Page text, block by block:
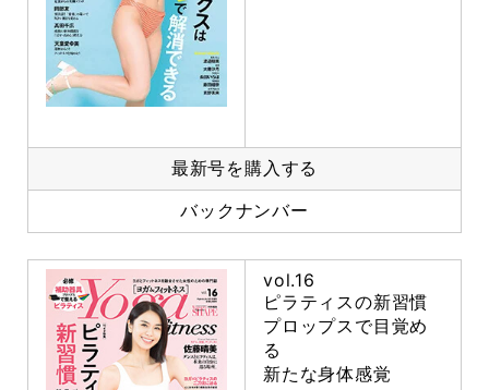
最新号を購入する
バックナンバー
vol.16
ピラティスの新習慣
プロップスで目覚め
る
新たな身体感覚